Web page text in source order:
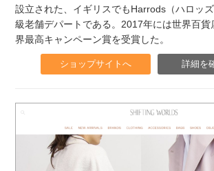
設立された、イギリスでもHarrods（ハロッ
級老舗デパートである。2017年には世界百貨
界最高キャンペーン賞を受賞した。
ショップサイトへ 詳細を